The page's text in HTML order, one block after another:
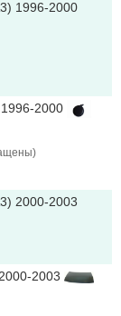
1996-2000
2000
2000-2003
2003